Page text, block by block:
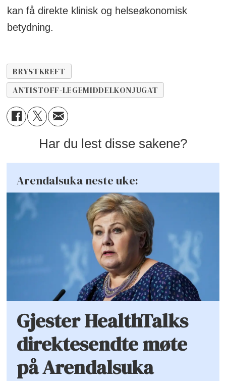
kan få direkte klinisk og helseøkonomisk
betydning.
BRYSTKREFT
ANTISTOFF-LEGEMIDDELKONJUGAT
Har du lest disse sakene?
Arendalsuka neste uke:
Gjester HealthTalks
direktesendte møte
på Arendalsuka